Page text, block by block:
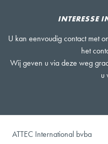
INTERESSE
U kan eenvoudig contact met
het
Wij geven u via deze weg
u
ATTEC International bvba